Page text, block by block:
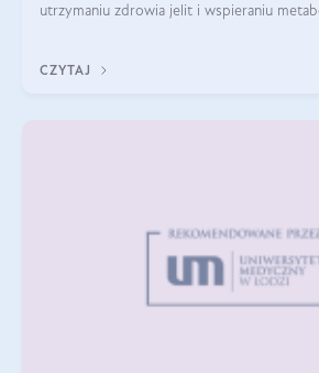
utrzymaniu zdrowia jelit i wspieraniu
CZYTAJ